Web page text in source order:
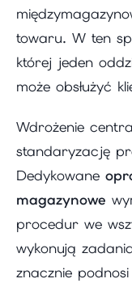
towaru. W ten
której jeden
może obsłużyć
Wdrożenie
standaryzację
Dedykowane
magazynowe
procedur we
wykonują
znacznie